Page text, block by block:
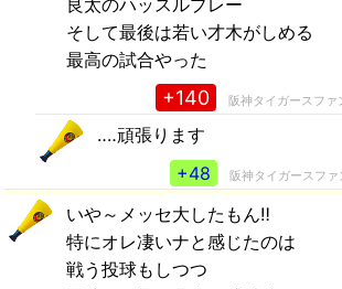
良太のハッスルプレー
そして最後は若い才木がしめる
最高の試合やった
+140 阪神タイガースファ
‥‥頑張ります
+48
阪神タイガースファ
いや～メッセ大したもん‼
特にオレ凄いナと感じたのは
戦う投球もしつつ